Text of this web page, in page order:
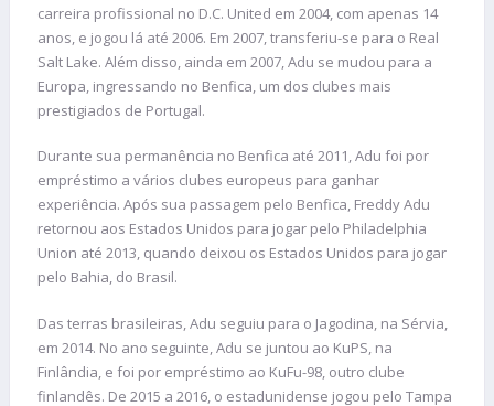
carreira profissional no D.C. United em 2004, com apenas 14
anos, e jogou lá até 2006. Em 2007, transferiu-se para o Real
Salt Lake. Além disso, ainda em 2007, Adu se mudou para a
Europa, ingressando no Benfica, um dos clubes mais
prestigiados de Portugal.
Durante sua permanência no Benfica até 2011, Adu foi por
empréstimo a vários clubes europeus para ganhar
experiência. Após sua passagem pelo Benfica, Freddy Adu
retornou aos Estados Unidos para jogar pelo Philadelphia
Union até 2013, quando deixou os Estados Unidos para jogar
pelo Bahia, do Brasil.
Das terras brasileiras, Adu seguiu para o Jagodina, na Sérvia,
em 2014. No ano seguinte, Adu se juntou ao KuPS, na
Finlândia, e foi por empréstimo ao KuFu-98, outro clube
finlandês. De 2015 a 2016, o estadunidense jogou pelo Tampa